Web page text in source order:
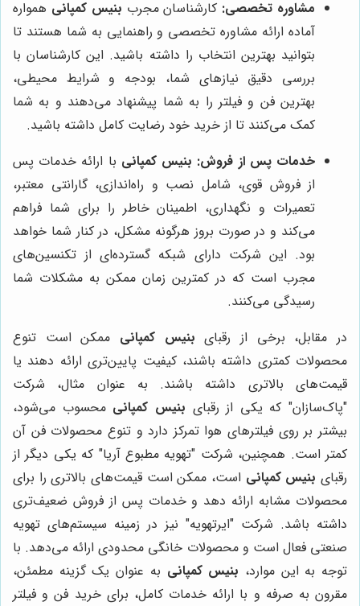
مشاوره تخصصی: کارشناسان مجرب بنیس کمپانی همواره
آماده ارائه مشاوره تخصصی و راهنمایی به شما هستند تا
بتوانید بهترین انتخاب را داشته باشید. این کارشناسان با
بررسی دقیق نیازهای شما، بودجه و شرایط محیطی،
بهترین فن و فیلتر را به شما پیشنهاد می‌دهند و به شما
کمک می‌کنند تا از خرید خود رضایت کامل داشته باشید.
خدمات پس از فروش: بنیس کمپانی با ارائه خدمات پس
از فروش قوی، شامل نصب و راه‌اندازی، گارانتی معتبر،
تعمیرات و نگهداری، اطمینان خاطر را برای شما فراهم
می‌کند و در صورت بروز هرگونه مشکل، در کنار شما خواهد
بود. این شرکت دارای شبکه گسترده‌ای از تکنسین‌های
مجرب است که در کمترین زمان ممکن به مشکلات شما
رسیدگی می‌کنند.
در مقابل، برخی از رقبای بنیس کمپانی ممکن است تنوع
محصولات کمتری داشته باشند، کیفیت پایین‌تری ارائه دهند یا
قیمت‌های بالاتری داشته باشند. به عنوان مثال، شرکت
"پاک‌سازان" که یکی از رقبای بنیس کمپانی محسوب می‌شود،
بیشتر بر روی فیلترهای هوا تمرکز دارد و تنوع محصولات فن آن
کمتر است. همچنین، شرکت "تهویه مطبوع آریا" که یکی دیگر از
رقبای بنیس کمپانی است، ممکن است قیمت‌های بالاتری را برای
محصولات مشابه ارائه دهد و خدمات پس از فروش ضعیف‌تری
داشته باشد. شرکت "ایرتهویه" نیز در زمینه سیستم‌های تهویه
صنعتی فعال است و محصولات خانگی محدودی ارائه می‌دهد. با
توجه به این موارد، بنیس کمپانی به عنوان یک گزینه مطمئن،
مقرون به صرفه و با ارائه خدمات کامل، برای خرید فن و فیلتر